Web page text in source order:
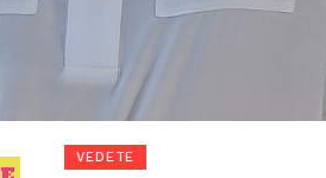
VEDETE